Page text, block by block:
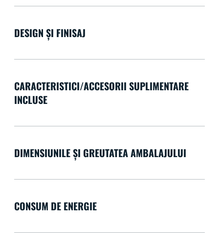
DESIGN ȘI FINISAJ
CARACTERISTICI/ACCESORII SUPLIMENTARE
INCLUSE
DIMENSIUNILE ȘI GREUTATEA AMBALAJULUI
CONSUM DE ENERGIE